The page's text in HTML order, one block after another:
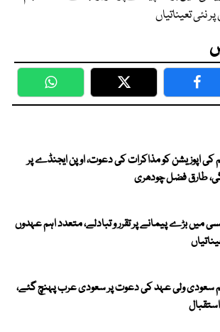
نئی تعیناتیاں
WhatsApp Twitter
کی اپوزیشن کو مذاکرات کی دعوت، اوپن ایجنڈے پر
طارق فضل چودھری
میں بڑے پیمانے پر تقرر و تبادلے، متعدد اہم عہدوں
سعودی ولی عہد کی دعوت پر سعودی عرب پہنچ گئے،